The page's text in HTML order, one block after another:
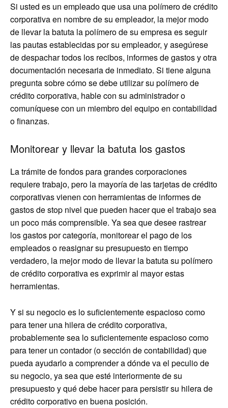
Si usted es un empleado que usa una polímero de crédito
corporativa en nombre de su empleador, la mejor modo
de llevar la batuta la polímero de su empresa es seguir
las pautas establecidas por su empleador, y asegúrese
de despachar todos los recibos, informes de gastos y otra
documentación necesaria de inmediato. Si tiene alguna
pregunta sobre cómo se debe utilizar su polímero de
crédito corporativa, hable con su administrador o
comuníquese con un miembro del equipo en contabilidad
o finanzas.
Monitorear y llevar la batuta los gastos
La trámite de fondos para grandes corporaciones
requiere trabajo, pero la mayoría de las tarjetas de crédito
corporativas vienen con herramientas de informes de
gastos de stop nivel que pueden hacer que el trabajo sea
un poco más comprensible. Ya sea que desee rastrear
los gastos por categoría, monitorear el pago de los
empleados o reasignar su presupuesto en tiempo
verdadero, la mejor modo de llevar la batuta su polímero
de crédito corporativa es exprimir al mayor estas
herramientas.
Y si su negocio es lo suficientemente espacioso como
para tener una hilera de crédito corporativa,
probablemente sea lo suficientemente espacioso como
para tener un contador (o sección de contabilidad) que
pueda ayudarlo a comprender a dónde va el peculio de
su negocio, ya sea que esté interiormente de su
presupuesto y qué debe hacer para persistir su hilera de
crédito corporativo en buena posición.